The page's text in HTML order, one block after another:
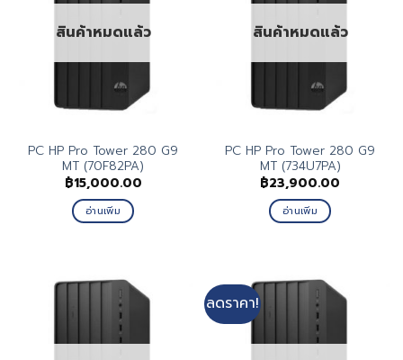
สินค้าหมดแล้ว
PC HP Pro Tower 280 G9
MT (70F82PA)
฿15,000.00
อ่านเพิ่ม
สินค้าหมดแล้ว
PC HP Pro Tower 280 G9
MT (734U7PA)
฿23,900.00
อ่านเพิ่ม
ลดราคา!